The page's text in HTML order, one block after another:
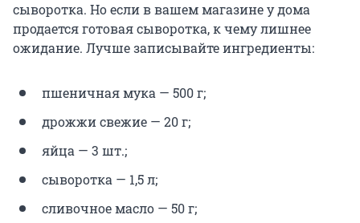
сыворотка. Но если в вашем магазине у дома
продается готовая сыворотка, к чему лишнее
ожидание. Лучше записывайте ингредиенты:
пшеничная мука — 500 г;
дрожжи свежие — 20 г;
яйца — 3 шт.;
сыворотка — 1,5 л;
сливочное масло — 50 г;